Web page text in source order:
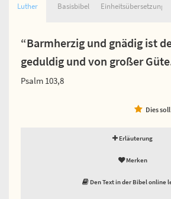
Luther Basisbibel Einheitsübersetzung
“Barmherzig und gnädig ist
geduldig und von großer
Psalm 103,8
Dies
Erläuterung
Merken
Den Text in der Bibel online